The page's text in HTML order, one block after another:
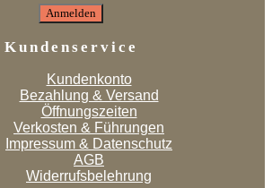
Kundenservice
Kundenkonto
Bezahlung & Versand
Öffnungszeiten
Verkosten & Führungen
Impressum & Datenschutz
AGB
Widerrufsbelehrung